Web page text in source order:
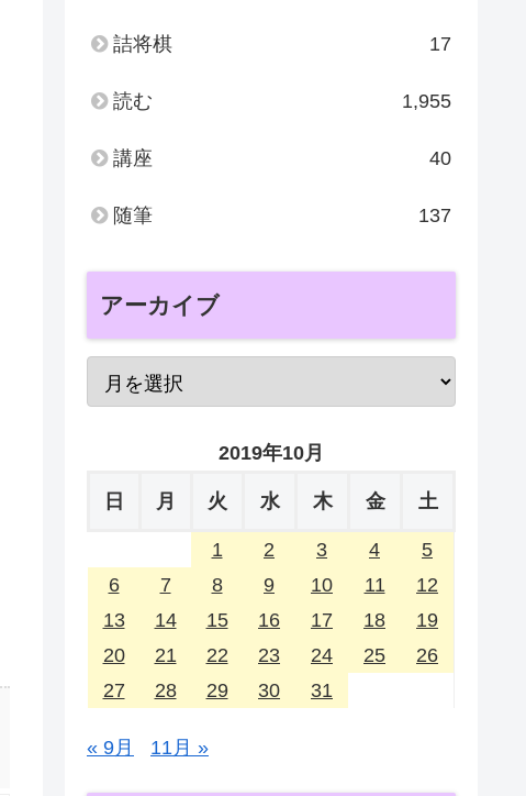
詰将棋 17
読む 1,955
講座 40
随筆 137
アーカイブ
2019年10月
日 月 火 水 木 金 土
1 2 3 4
5
6
7 8 9 10 11
12
13
14 15 16 17 18
19
20
21 22 23 24 25
26
27
28 29 30 31
« 9月 11月 »